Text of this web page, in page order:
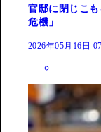
官邸に閉じこ
危機」
2026年05月16日